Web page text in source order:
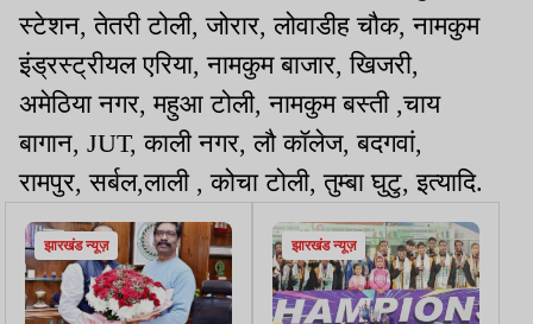
स्टेशन, तेतरी टोली, जोरार, लोवाडीह चौक, नामकुम
इंड्रस्ट्रीयल एरिया, नामकुम बाजार, खिजरी,
अमेठिया नगर, महुआ टोली, नामकुम बस्ती ,चाय
बागान, JUT, काली नगर, लौ कॉलेज, बदगवां,
रामपुर, सर्बल,लाली , कोचा टोली, तुम्बा घुटु, इत्यादि.
झारखंड न्यूज़ झारखंड न्यूज़